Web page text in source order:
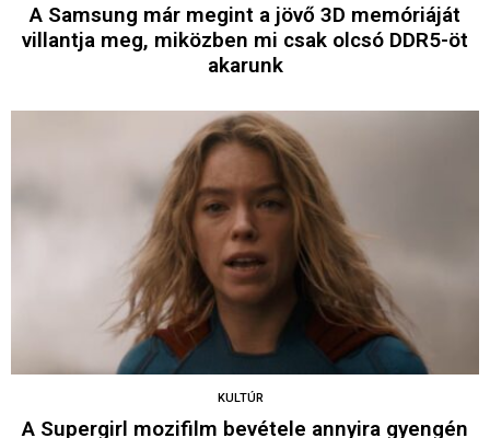
A Samsung már megint a jövő 3D memóriáját
villantja meg, miközben mi csak olcsó DDR5-öt
akarunk
KULTÚR
A Supergirl mozifilm bevétele annyira gyengén